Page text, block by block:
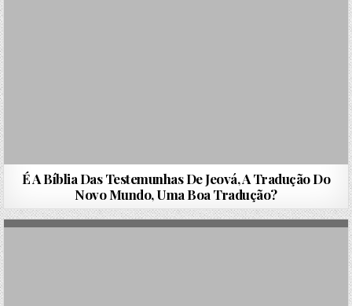
É A Bíblia Das Testemunhas De Jeová, A Tradução Do
Novo Mundo, Uma Boa Tradução?